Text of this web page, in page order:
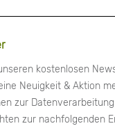
kostenlosen
Neuigkeit & Aktion
zur
zur nachfolgenden